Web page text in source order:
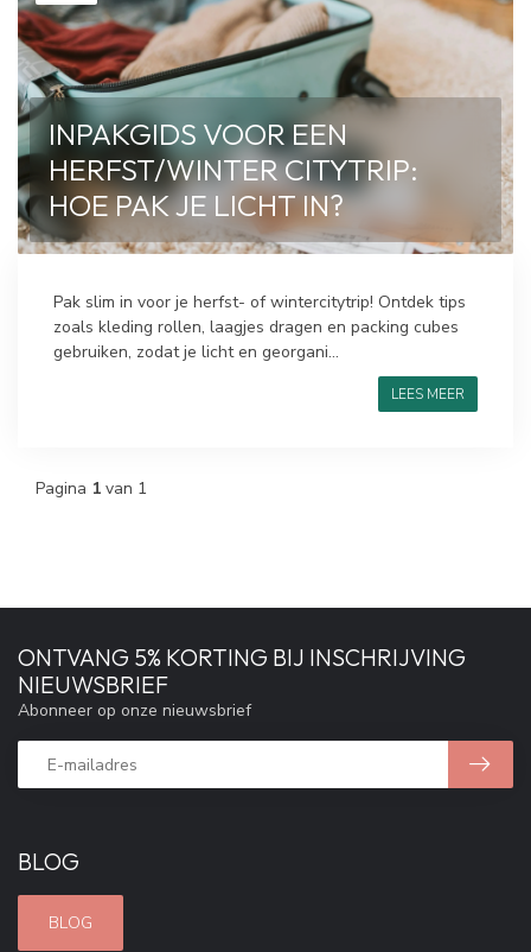
INPAKGIDS VOOR EEN
HERFST/WINTER CITYTRIP:
HOE PAK JE LICHT IN?
Pak slim in voor je herfst- of wintercitytrip! Ontdek tips
zoals kleding rollen, laagjes dragen en packing cubes
gebruiken, zodat je licht en georgani...
LEES MEER
Pagina 1 van 1
BLOG
BLOG
ONTVANG 5% KORTING BIJ INSCHRIJVING
NIEUWSBRIEF
Abonneer op onze nieuwsbrief